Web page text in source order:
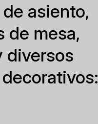
asiento,
de mesa,
diversos